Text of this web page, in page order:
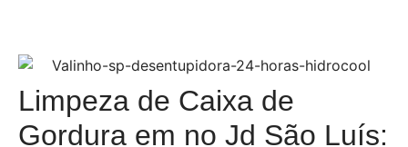
Limpeza de Caixa de
Gordura em no Jd São Luís: